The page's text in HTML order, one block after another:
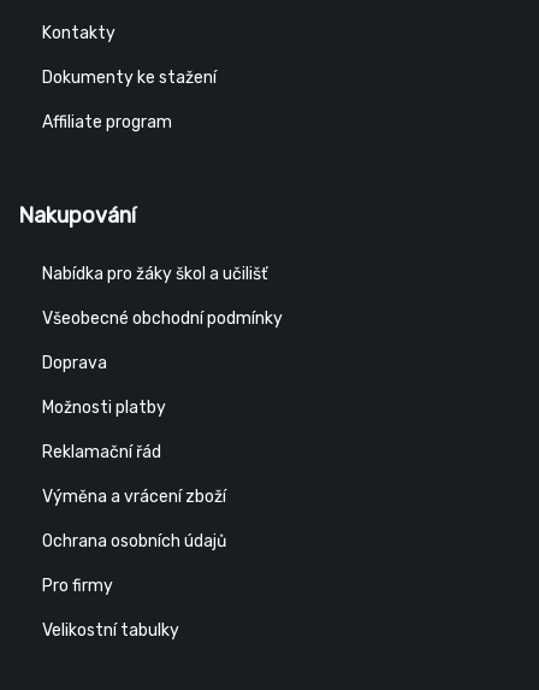
Kontakty
Dokumenty ke stažení
Affiliate program
Nakupování
Nabídka pro žáky škol a učilišť
Všeobecné obchodní podmínky
Doprava
Možnosti platby
Reklamační řád
Výměna a vrácení zboží
Ochrana osobních údajů
Pro firmy
Velikostní tabulky